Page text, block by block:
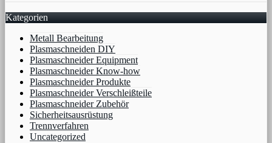
Kategorien
Metall Bearbeitung
Plasmaschneiden DIY
Plasmaschneider Equipment
Plasmaschneider Know-how
Plasmaschneider Produkte
Plasmaschneider Verschleißteile
Plasmaschneider Zubehör
Sicherheitsausrüstung
Trennverfahren
Uncategorized